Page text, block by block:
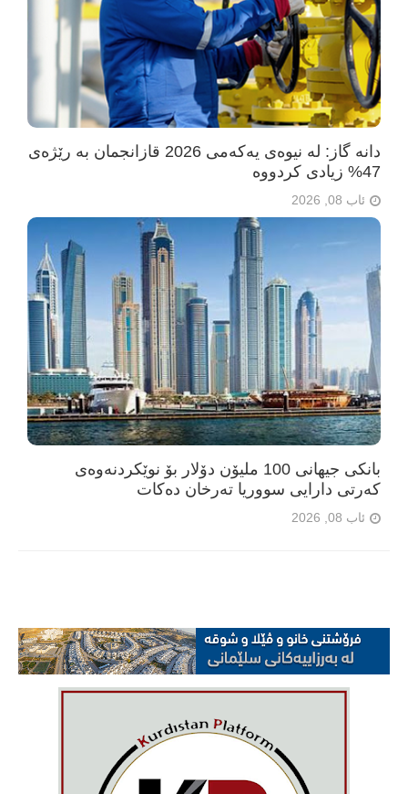
دانە گاز: لە نیوەی یەکەمی 2026 قازانجمان بە رێژەی
47% زیادی کردووە
ئاب 08, 2026
بانکی جیهانی 100 ملیۆن دۆلار بۆ نوێکردنەوەی
کەرتی دارایی سووریا تەرخان دەکات
ئاب 08, 2026